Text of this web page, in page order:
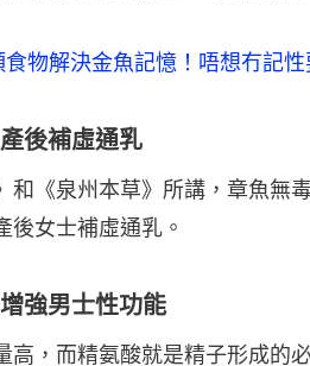
食物解決金魚記憶！唔想冇記
後補虛通乳
和《泉州本草》所講，章魚無
後女士補虛通乳。
強男士性功能
高，而精氨酸就是精子形成的